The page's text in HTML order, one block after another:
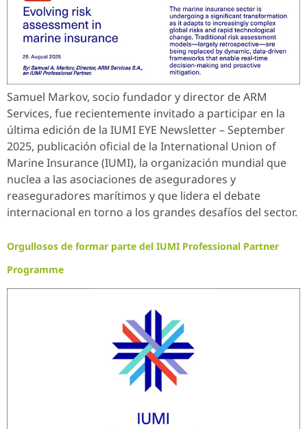
Samuel Markov, socio fundador y director de ARM
Services, fue recientemente invitado a participar en la
última edición de la IUMI EYE Newsletter – September
2025, publicación oficial de la International Union of
Marine Insurance (IUMI), la organización mundial que
nuclea a las asociaciones de aseguradores y
reaseguradores marítimos y que lidera el debate
internacional en torno a los grandes desafíos del sector.
Orgullosos de formar parte del IUMI Professional Partner
Programme